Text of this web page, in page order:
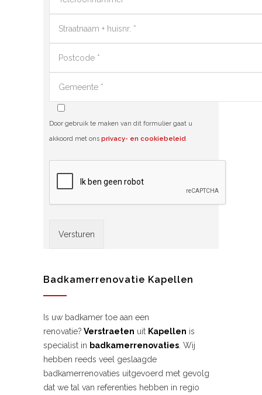
Door gebruik te maken van dit formulier gaat u
akkoord met ons privacy- en cookiebeleid.
Badkamerrenovatie Kapellen
Is uw badkamer toe aan een
renovatie? Verstraeten uit Kapellen is
specialist in badkamerrenovaties . Wij
hebben reeds veel geslaagde
badkamerrenovaties uitgevoerd met gevolg
dat we tal van referenties hebben in regio